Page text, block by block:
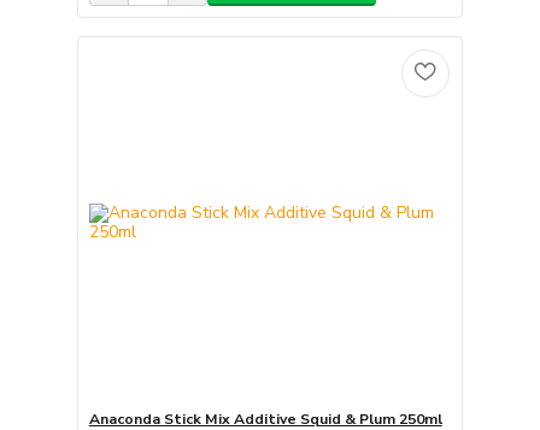
Anaconda Stick Mix Additive Squid & Plum 250ml